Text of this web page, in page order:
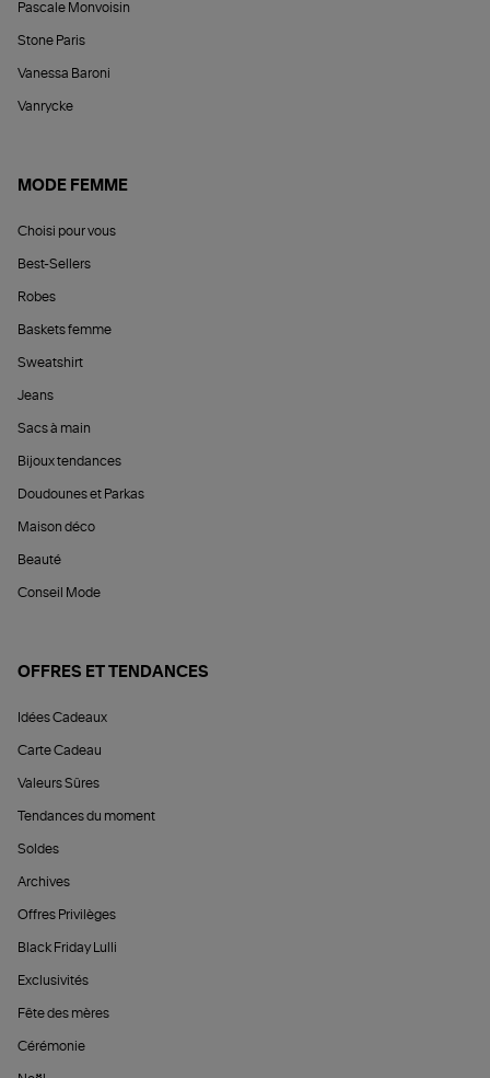
Pascale Monvoisin
Stone Paris
Vanessa Baroni
Vanrycke
MODE FEMME
Choisi pour vous
Best-Sellers
Robes
Baskets femme
Sweatshirt
Jeans
Sacs à main
Bijoux tendances
Doudounes et Parkas
Maison déco
Beauté
Conseil Mode
OFFRES ET TENDANCES
Idées Cadeaux
Carte Cadeau
Valeurs Sûres
Tendances du moment
Soldes
Archives
Offres Privilèges
Black Friday Lulli
Exclusivités
Fête des mères
Cérémonie